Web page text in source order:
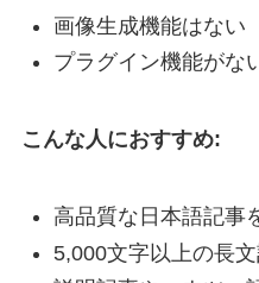
画像生成機能はない
プラグイン機能がな
こんな人におすすめ:
高品質な日本語記事
5,000文字以上の長